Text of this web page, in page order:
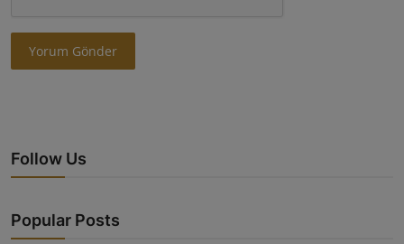
Yorum Gönder
Follow Us
Popular Posts